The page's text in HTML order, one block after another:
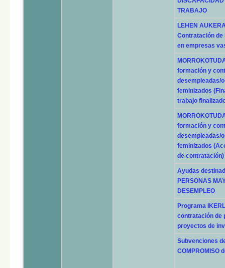
TRABAJO
LEHEN
Contratación
en empresas
formación y
desempleadas/
feminizados
trabajo
formación y
desempleadas/
feminizados
de contratación)
Ayudas
PERSONAS
DESEMPLEO
Programa
contratación de
proyectos de
Subvenciones
COMPROMISO